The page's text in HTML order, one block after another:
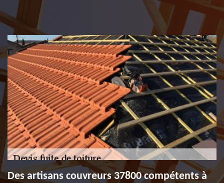
Des artisans couvreurs 37800 compétents à